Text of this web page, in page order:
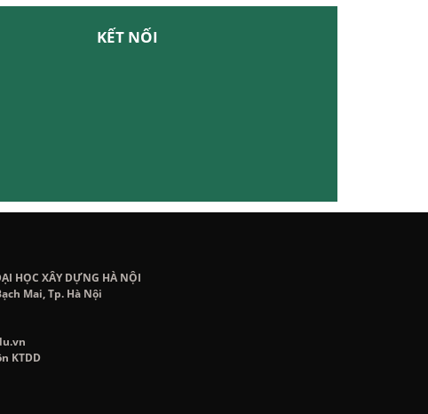
KẾT NỐI
HỌC XÂY DỰNG HÀ NỘI
Mai, Tp. Hà Nội
KTDD